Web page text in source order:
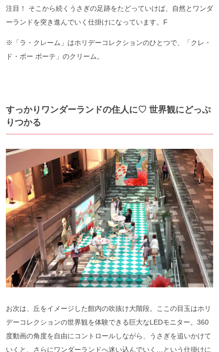
注目！ そこから続くうさぎの足跡をたどっていけば、自然とワンダ
ーランドを突き進んでいく仕掛けになっています。F
※「ラ・クレーム」はホリデーコレクションのひとつで、「クレ・
ド・ポー ボーテ」のクリーム。
すっかりワンダーランドの住人に♡ 世界観にどっぷ
りつかる
お次は、丘をイメージした館内の吹抜け大階段。ここの目玉はホリ
デーコレクションの世界観を体験できる巨大なLEDモニター。360
度動画の角度を自由にコントロールしながら、うさぎを追いかけて
いくと、さらにワンダーランドへ迷い込んでいく…という仕掛けに